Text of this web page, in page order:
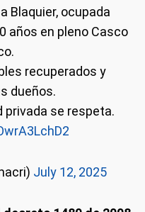
Blaquier, ocupada
años en pleno Casco
recuperados y
dueños.
privada se respeta.
July 12, 2025